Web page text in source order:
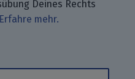
Deines Rechts
Erfahre mehr.
Blogbeiträge mit
Dich mit uns über